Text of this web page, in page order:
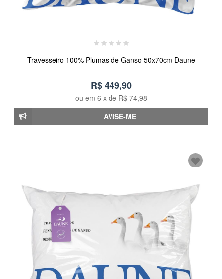
Travesseiro 100% Plumas de Ganso 50x70cm Daune
R$ 449,90
ou em 6 x de R$ 74,98
AVISE-ME